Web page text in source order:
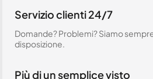
Servizio clienti 24/7
Domande? Problemi? Siamo
disposizione.
Più di un semplice visto